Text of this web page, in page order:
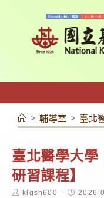
容
> 輔導室 > 臺北
臺北醫學大學
研習課程】
Postklgsh600
Post2026-